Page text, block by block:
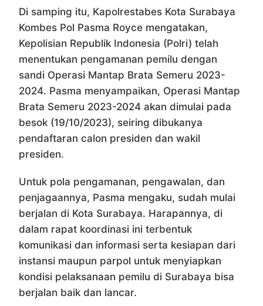
Di samping itu, Kapolrestabes Kota Surabaya
Kombes Pol Pasma Royce mengatakan,
Kepolisian Republik Indonesia (Polri) telah
menentukan pengamanan pemilu dengan
sandi Operasi Mantap Brata Semeru 2023-
2024. Pasma menyampaikan, Operasi Mantap
Brata Semeru 2023-2024 akan dimulai pada
besok (19/10/2023), seiring dibukanya
pendaftaran calon presiden dan wakil
presiden.
Untuk pola pengamanan, pengawalan, dan
penjagaannya, Pasma mengaku, sudah mulai
berjalan di Kota Surabaya. Harapannya, di
dalam rapat koordinasi ini terbentuk
komunikasi dan informasi serta kesiapan dari
instansi maupun parpol untuk menyiapkan
kondisi pelaksanaan pemilu di Surabaya bisa
berjalan baik dan lancar.